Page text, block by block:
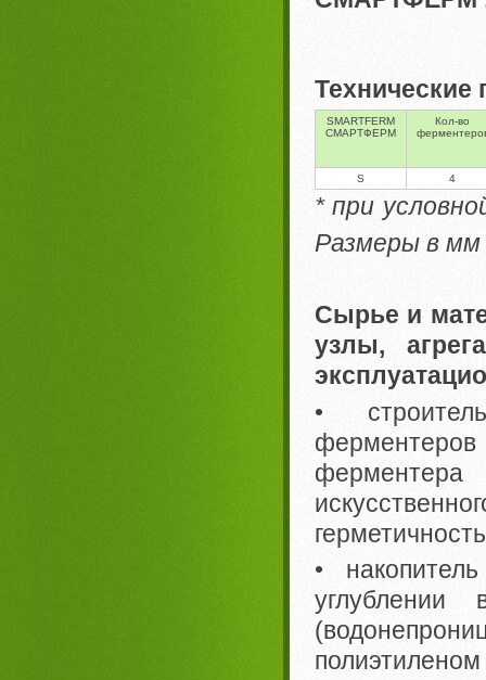
Технические
SMARTFERM
СМАРТФЕРМ
Кол-во
S 4
* при
Размеры в мм
Сырье и
узлы,
•
ферментеров
герметичность
•
углублении